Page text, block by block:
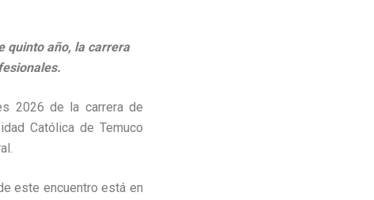
quinto año, la carrera
2026 de la carrera de
Católica de Temuco
este encuentro está en